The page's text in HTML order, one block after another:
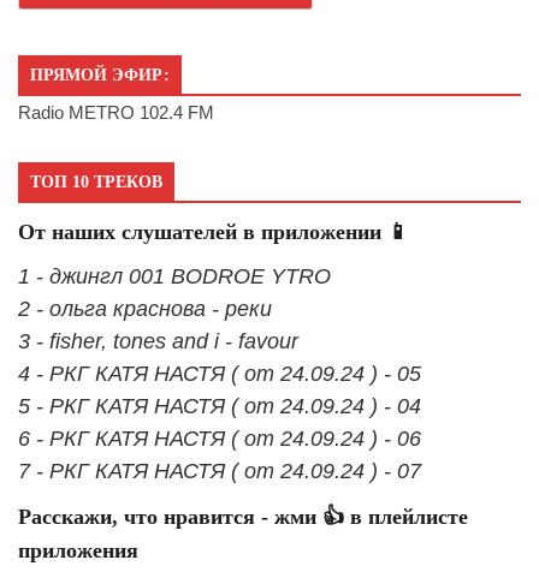
ПРЯМОЙ ЭФИР:
Radio METRO 102.4 FM
ТОП 10 ТРЕКОВ
От наших слушателей в приложении 📱
1 - джингл 001 BODROE YTRO
2 - ольга краснова - реки
3 - fisher, tones and i - favour
4 - РКГ КАТЯ НАСТЯ ( от 24.09.24 ) - 05
5 - РКГ КАТЯ НАСТЯ ( от 24.09.24 ) - 04
6 - РКГ КАТЯ НАСТЯ ( от 24.09.24 ) - 06
7 - РКГ КАТЯ НАСТЯ ( от 24.09.24 ) - 07
Расскажи, что нравится - жми 👍 в плейлисте
приложения